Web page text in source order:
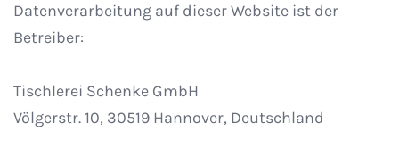
Datenverarbeitung auf dieser Website ist der
Betreiber:
Tischlerei Schenke GmbH
Völgerstr. 10, 30519 Hannover, Deutschland